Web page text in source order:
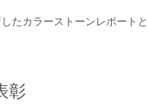
たカラーストーンレポート
彰